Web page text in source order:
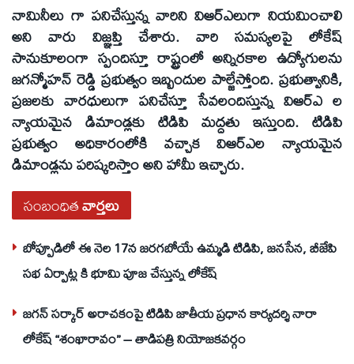
నామినీలు గా పనిచేస్తున్న వారిని విఆర్ఎలుగా నియమించాలి
అని వారు విజ్ఞప్తి చేశారు. వారి సమస్యలపై లోకేష్
సానుకూలంగా స్పందిస్తూ రాష్ట్రంలో అన్నిరకాల ఉద్యోగులను
జగన్మోహన్ రెడ్డి ప్రభుత్వం ఇబ్బందుల పాల్జేస్తోంది. ప్రభుత్వానికి,
ప్రజలకు వారధులుగా పనిచేస్తూ సేవలందిస్తున్న విఆర్ఎ ల
న్యాయమైన డిమాండ్లకు టిడిపి మద్దతు ఇస్తుంది. టిడిపి
ప్రభుత్వం అధికారంలోకి వచ్చాక విఆర్ఎల న్యాయమైన
డిమాండ్లను పరిష్కరిస్తాం అని హామీ ఇచ్చారు.
సంబంధితవార్తలు
బోప్పూడిలో ఈ నెల 17న జరగబోయే ఉమ్మడి టిడిపి, జనసేన, బీజేపి
సభ ఏర్పాట్ల కి భూమి పూజ చేస్తున్న లోకేష్
జగన్ సర్కార్ అరాచకంపై టిడిపి జాతీయ ప్రధాన కార్యదర్శి నారా
లోకేష్ “శంఖారావం” – తాడిపత్రి నియోజకవర్గం